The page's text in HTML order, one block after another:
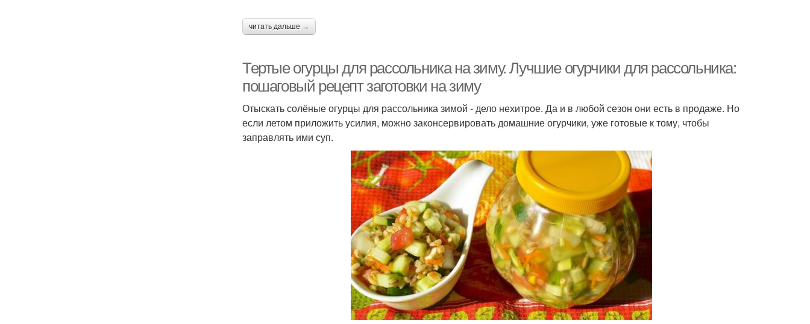
читать дальше →
Тертые огурцы для рассольника на зиму. Лучшие огурчики для рассольника:
пошаговый рецепт заготовки на зиму
Отыскать солёные огурцы для рассольника зимой - дело нехитрое. Да и в любой сезон они есть в продаже. Но
если летом приложить усилия, можно законсервировать домашние огурчики, уже готовые к тому, чтобы
заправлять ими суп.